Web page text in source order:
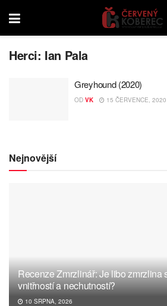
Herci: Ian Pala
Greyhound (2020)
OD VK 15 ČERVENCE, 2020
Nejnovější
Recenze Zmrzlinář: Je libo zmrzlina
vnitřností a nechutností?
10 SRPNA, 2026